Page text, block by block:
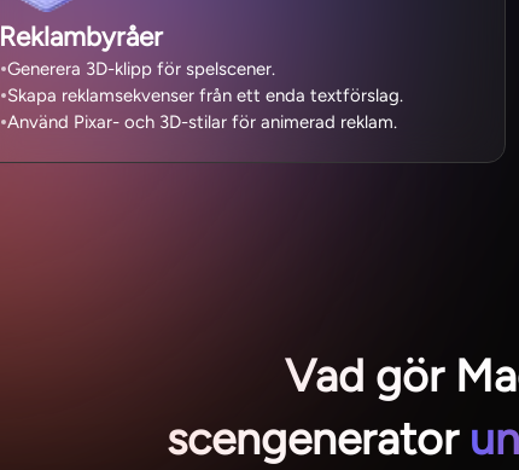
Reklambyråer
Generera 3D-klipp för spelscener.
Skapa reklamsekvenser från ett enda textförslag.
Använd Pixar- och 3D-stilar för animerad reklam.
Vad gör
scengenerator